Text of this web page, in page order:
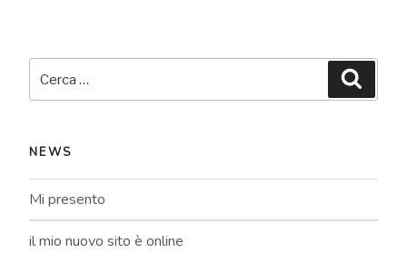
NEWS
Mi presento
il mio nuovo sito è online